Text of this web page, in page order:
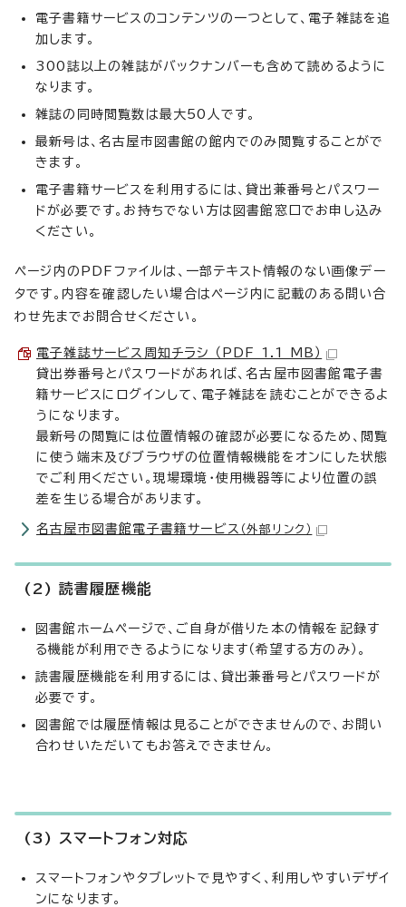
電子書籍サービスのコンテンツの一つとして、電子雑誌を追
加します。
300誌以上の雑誌がバックナンバーも含めて読めるように
なります。
雑誌の同時閲覧数は最大50人です。
最新号は、名古屋市図書館の館内でのみ閲覧することがで
きます。
電子書籍サービスを利用するには、貸出兼番号とパスワー
ドが必要です。お持ちでない方は図書館窓口でお申し込み
ください。
ページ内のPDFファイルは、一部テキスト情報のない画像デー
タです。内容を確認したい場合はページ内に記載のある問い合
わせ先までお問合せください。
電子雑誌サービス周知チラシ （PDF 1.1 MB）
貸出券番号とパスワードがあれば、名古屋市図書館電子書
籍サービスにログインして、電子雑誌を読むことができるよ
うになります。
最新号の閲覧には位置情報の確認が必要になるため、閲覧
に使う端末及びブラウザの位置情報機能をオンにした状態
でご利用ください。現場環境・使用機器等により位置の誤
差を生じる場合があります。
名古屋市図書館電子書籍サービス （外部リンク）
(2) 読書履歴機能
図書館ホームページで、ご自身が借りた本の情報を記録す
る機能が利用できるようになります（希望する方のみ）。
読書履歴機能を利用するには、貸出兼番号とパスワードが
必要です。
図書館では履歴情報は見ることができませんので、お問い
合わせいただいてもお答えできません。
(3) スマートフォン対応
スマートフォンやタブレットで見やすく、利用しやすいデザイ
ンになります。